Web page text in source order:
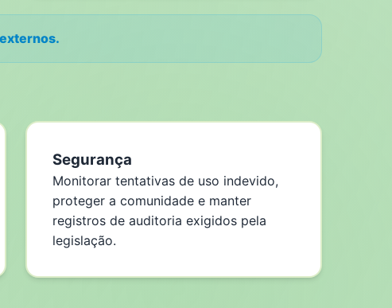
Segurança
Monitorar tentativas de uso indevido,
proteger a comunidade e manter
registros de auditoria exigidos pela
legislação.